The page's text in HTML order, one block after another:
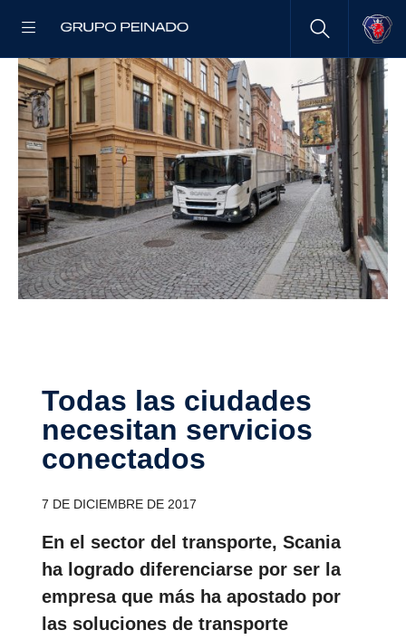
Todas las ciudades
necesitan servi­cios
conec­tados
7 DE DICIEMBRE DE 2017
En el sector del transporte, Scania
ha logrado diferenciarse por ser la
empresa que más ha apostado por
las soluciones de transporte